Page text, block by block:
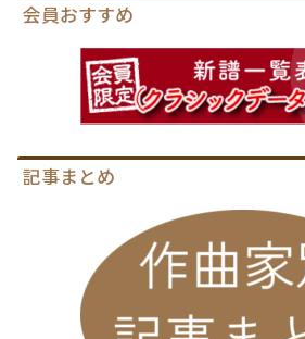
会員おすすめ
記事まとめ